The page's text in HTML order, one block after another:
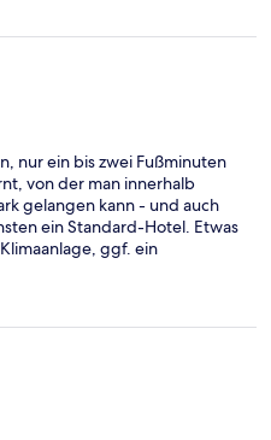
nur ein bis zwei Fußminuten
von der man innerhalb
gelangen kann - und auch
ein Standard-Hotel. Etwas
ggf. ein